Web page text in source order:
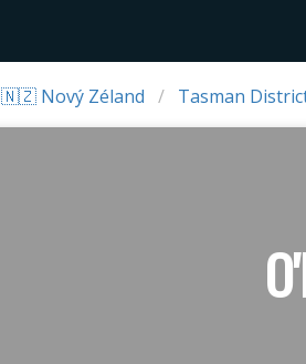
🇳🇿 Nový Zéland Tasman